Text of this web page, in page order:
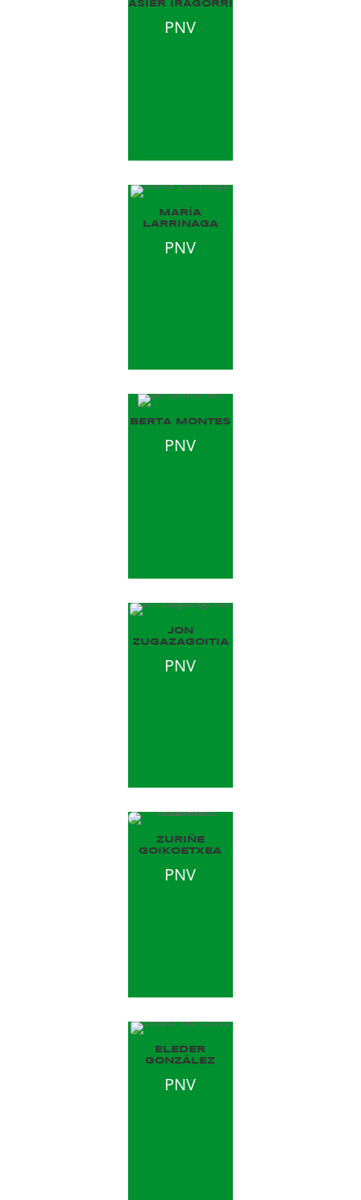
ASIER IRAGORRI
PNV
MARÍA
LARRINAGA
PNV
BERTA MONTES
PNV
JON
ZUGAZAGOITIA
PNV
ZURIÑE
GOIKOETXEA
PNV
ELEDER
GONZÁLEZ
PNV